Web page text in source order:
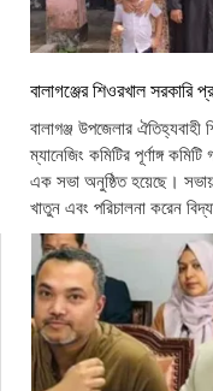
বালাগঞ্জের শিওরখাল সরকারি
বালাগঞ্জ উপজেলার ঐতিহ্যবাহী
ম্যানেজিং কমিটির পূর্ণাঙ্গ
এক সভা অনুষ্ঠিত হয়েছে।
খাতুন এবং পরিচালনা করেন